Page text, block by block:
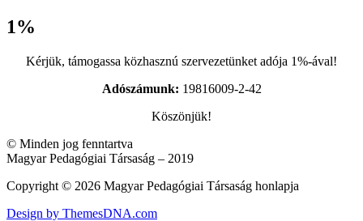
1%
Kérjük, támogassa közhasznú szervezetünket adója 1%-ával!
Adószámunk: 19816009-2-42
Köszönjük!
© Minden jog fenntartva
Magyar Pedagógiai Társaság – 2019
Copyright © 2026 Magyar Pedagógiai Társaság honlapja
Design by ThemesDNA.com